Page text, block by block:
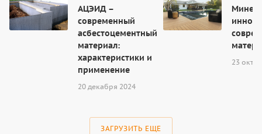
20 декабря 2024
АЦЭИД –
современный
асбестоцементный
материал:
характеристики и
применение
23
ЗАГРУЗИТЬ ЕЩЕ